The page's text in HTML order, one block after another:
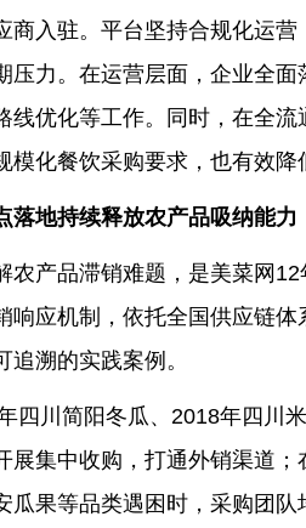
商入驻。平台坚持合规化运
压力。在运营层面，企业全
线优化等工作。同时，在全
模化餐饮采购要求，也有效
落地持续释放农产品吸纳能力
农产品滞销难题，是美菜网
响应机制，依托全国供应链
溯的实践案例。
四川简阳冬瓜、2018年四川
展集中收购，打通外销渠道
瓜果等品类遇困时，采购团队